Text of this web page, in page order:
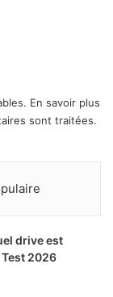
En savoir plus
sont traitées.
drive est
2026